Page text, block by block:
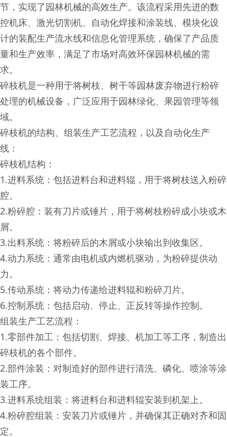
节，实现了园林机械的高效生产。该流程采用先进的数
控机床、激光切割机、自动化焊接和涂装线、模块化设
计的装配生产流水线和信息化管理系统，确保了产品质
量和生产效率，满足了市场对高效环保园林机械的需
求。
碎枝机是一种用于将树枝、树干等园林废弃物进行粉碎
处理的机械设备，广泛应用于园林绿化、果园管理等领
域。
碎枝机的结构、组装生产工艺流程，以及自动化生产
线：
碎枝机结构：
1.进料系统：包括进料台和进料辊，用于将树枝送入粉碎
腔。
2.粉碎腔：装有刀片或锤片，用于将树枝粉碎成小块或木
屑。
3.出料系统：将粉碎后的木屑或小块输出到收集区。
4.动力系统：通常由电机或内燃机驱动，为粉碎提供动
力。
5.传动系统：将动力传递给进料辊和粉碎刀片。
6.控制系统：包括启动、停止、正反转等操作控制。
组装生产工艺流程：
1.零部件加工：包括切割、焊接、机加工等工序，制造出
碎枝机的各个部件。
2.部件涂装：对制造好的部件进行清洗、磷化、喷涂等涂
装工序。
3.进料系统组装：将进料台和进料辊安装到机架上。
4.粉碎腔组装：安装刀片或锤片，并确保其正确对齐和固
定。